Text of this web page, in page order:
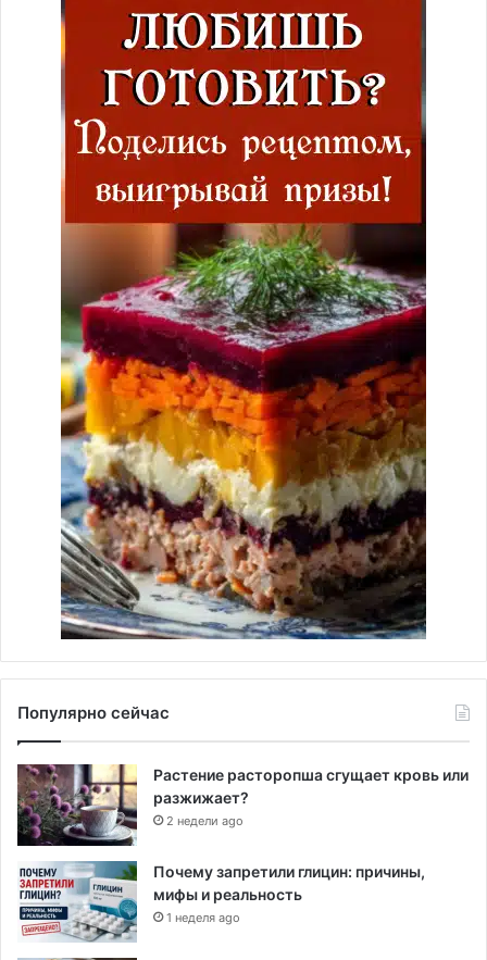
Популярно сейчас
Растение расторопша сгущает кровь или
разжижает?
2 недели ago
Почему запретили глицин: причины,
мифы и реальность
1 неделя ago